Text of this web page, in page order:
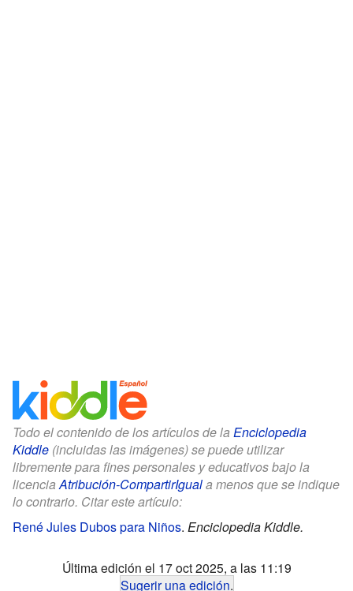
Todo el contenido de los artículos de la Enciclopedia
Kiddle (incluidas las imágenes) se puede utilizar
libremente para fines personales y educativos bajo la
licenciaAtribución-CompartirIguala menos que se indique
lo contrario. Citar este artículo:
René Jules Dubos para Niños. Enciclopedia Kiddle.
Última edición el 17 oct 2025, a las 11:19
Sugerir una edición.